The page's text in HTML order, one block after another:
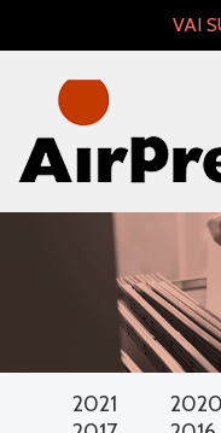
VAI
2021 2020